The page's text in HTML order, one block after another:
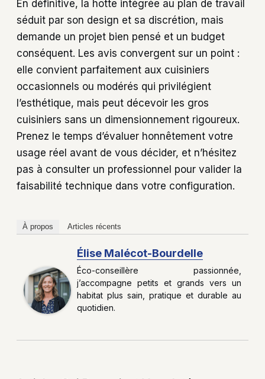
En définitive, la hotte intégrée au plan de travail
séduit par son design et sa discrétion, mais
demande un projet bien pensé et un budget
conséquent. Les avis convergent sur un point :
elle convient parfaitement aux cuisiniers
occasionnels ou modérés qui privilégient
l’esthétique, mais peut décevoir les gros
cuisiniers sans un dimensionnement rigoureux.
Prenez le temps d’évaluer honnêtement votre
usage réel avant de vous décider, et n’hésitez
pas à consulter un professionnel pour valider la
faisabilité technique dans votre configuration.
À propos Articles récents
Élise Malécot-Bourdelle
Éco-conseillère passionnée,
j’accompagne petits et grands vers un
habitat plus sain, pratique et durable au
quotidien.